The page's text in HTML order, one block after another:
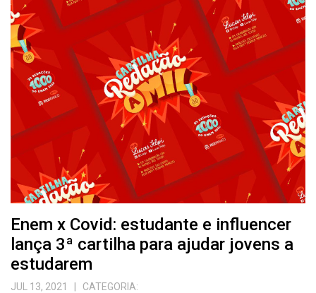
Enem x Covid: estudante e influencer
lança 3ª cartilha para ajudar jovens a
estudarem
JUL 13, 2021 | CATEGORIA: